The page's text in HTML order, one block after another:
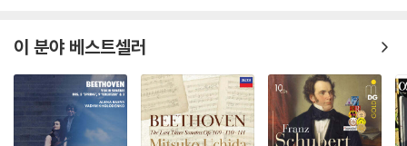
이 분야 베스트셀러